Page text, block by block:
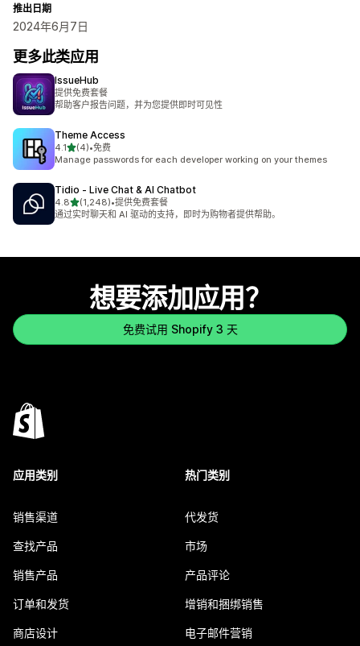
推出日期
2024年6月7日
更多此类应用
IssueHub
提供免费套餐
帮助客户报告问题，并为您提供即时可见性
Theme Access
4.1星（满分 5 星）
(4)
总共 4 条评论
•免费
Manage passwords for each developer working on your themes
Tidio ‑ Live Chat & AI Chatbot
4.8星（满分 5 星）
(1,248)
总共 1248 条评论
•提供免费套餐
通过实时聊天和 AI 驱动的支持，即时为购物者提供帮助。
想要添加应用？
免费试用 Shopify 3 天
应用类别
销售渠道
查找产品
销售产品
订单和发货
商店设计
热门类别
代发货
市场
产品评论
增销和捆绑销售
电子邮件营销